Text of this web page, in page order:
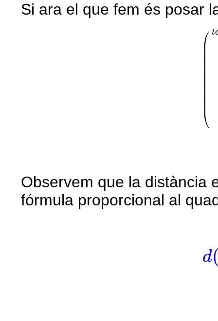
Si ara el que fem és posar
⎛
⎜
⎜ ⎜ ⎜ ⎜ ⎜ ⎜ ⎜ ⎜ ⎜ ⎜ ⎜ ⎜⎝
t
Observem que la distància
fórmula proporcional al
d
d